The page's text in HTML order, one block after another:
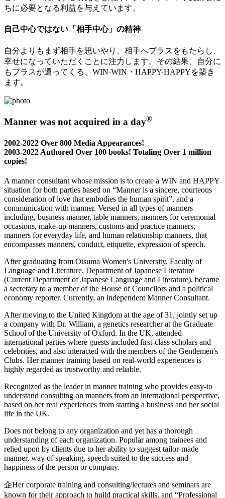
ちに必要となる利益を与えています。
自己中心ではない「相手中心」の精神
自分よりもまず相手を思いやり、相手へプラスをもたらし、
幸せになっていただくことに注力します。その結果、自分に
もプラスが還ってくる、WIN-WIN・HAPPY-HAPPYを築き
ます。
Manner was not acquired in a day®
2002-2022 Over 800 Media Appearances!
2003-2022 Authored Over 100 books! Totaling Over 1 million
copies!
A manner consultant whose mission is to create a WIN and HAPPY
situation for both parties based on “Manner is a sincere, courteous
consideration of love that embodies the human spirit”, and a
communication with manner. Versed in all types of manners
including, business manner, table manners, manners for ceremonial
occasions, make-up manners, customs and practice manners,
manners for everyday life, and human relationship manners, that
encompasses manners, conduct, etiquette, expression of speech.
After graduating from Otsuma Women's University, Faculty of
Language and Literature, Department of Japanese Literature
(Current Department of Japanese Language and Literature), became
a secretary to a member of the House of Councilors and a political
economy reporter. Currently, an independent Manner Consultant.
After moving to the United Kingdom at the age of 31, jointly set up
a company with Dr. William, a genetics researcher at the Graduate
School of the University of Oxford. In the UK, attended
international parties where guests included first-class scholars and
celebrities, and also interacted with the members of the Gentlemen's
Clubs. Her manner training based on real-world experiences is
highly regarded as trustworthy and reliable.
Recognized as the leader in manner training who provides easy-to
understand consulting on manners from an international perspective,
based on her real experiences from starting a business and her social
life in the UK.
Does not belong to any organization and yet has a thorough
understanding of each organization. Popular among trainees and
relied upon by clients due to her ability to suggest tailor-made
manner, way of speaking, speech suited to the success and
happiness of the person or company.
企Her corporate training and consulting/lectures and seminars are
known for their approach to build practical skills, and “Professional